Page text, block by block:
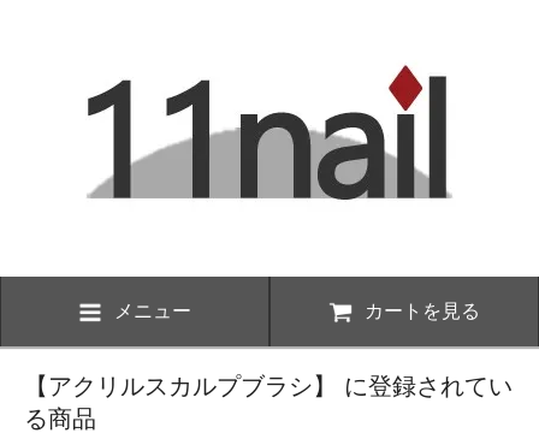
メニュー カートを見る
【アクリルスカルプブラシ】 に登録されてい
る商品